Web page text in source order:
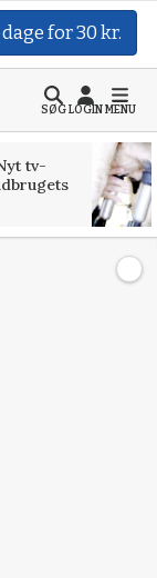
for 30 kr.
SØGLOGINMENU
tv-